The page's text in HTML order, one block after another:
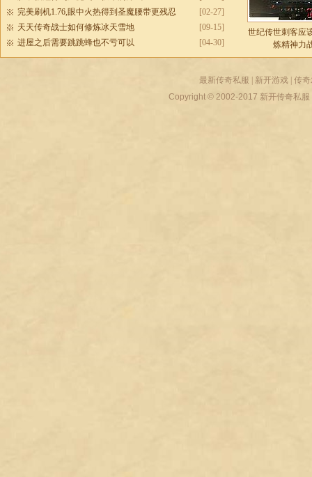
[02-27]
完美刷机1.76,眼中火热得到圣魔腰带更残忍
[09-15]
天天传奇战士如何修炼冰天雪地
[04-30]
进屋之后需要跳跳蜂也不亏可以
世纪传世刺客应
炼精神力
最新传奇私服 新开游戏 传
Copyright © 2002-2017 新开传奇私服